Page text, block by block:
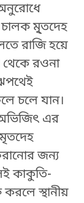
চালক মৃ্তদেহ
রাজি হয়ে
থেকে রওনা
চলে যান।
এর
জন্য
কাকুতি-
স্থানীয়